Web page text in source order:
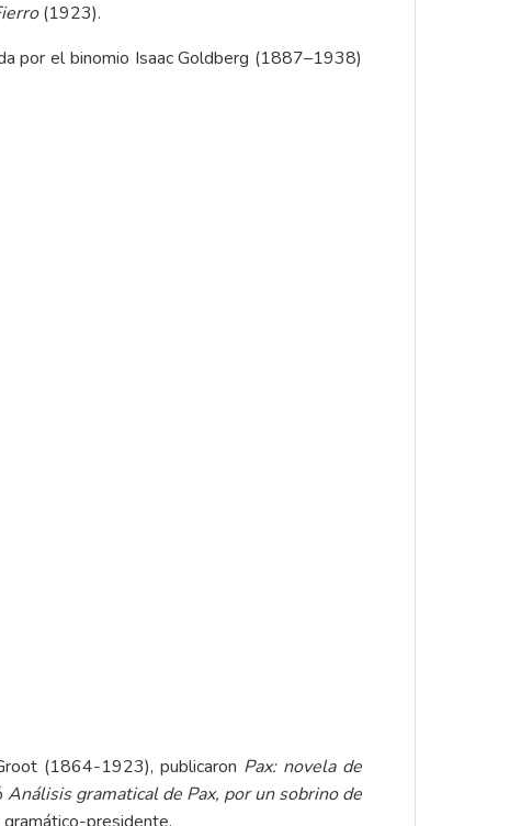
(1923).
por el binomio Isaac Goldberg (1887–1938)
(1864-1923), publicaron Pax: novela de
Análisis gramatical de Pax, por un sobrino de